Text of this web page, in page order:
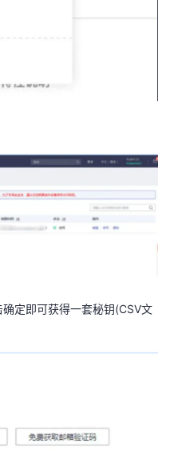
定即可获得一套秘钥(CSV文